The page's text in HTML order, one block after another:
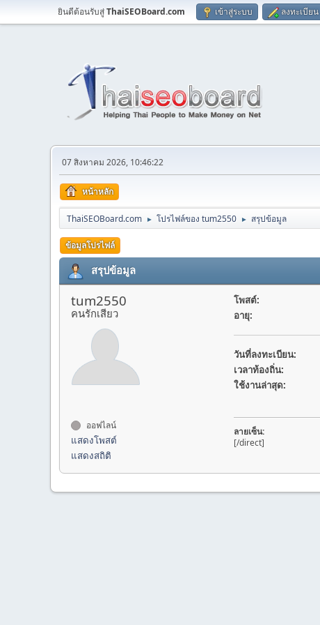
ยินดีต้อนรับสู่ThaiSEOBoard.com เข้าสู่ระบบ ลงทะเบียน
07 สิงหาคม 2026, 10:46:22
หน้าหลัก
ThaiSEOBoard.com ► โปรไฟล์ของ tum2550 ► สรุปข้อมูล
ข้อมูลโปรไฟล์
สรุปข้อมูล
tum2550
คนรักเสียว
ออฟไลน์
แสดงโพสต์
แสดงสถิติ
โพสต์:
อายุ:
วันที่ลงทะเบียน:
เวลาท้องถิ่น:
ใช้งานล่าสุด:
ลายเซ็น:
[/direct]